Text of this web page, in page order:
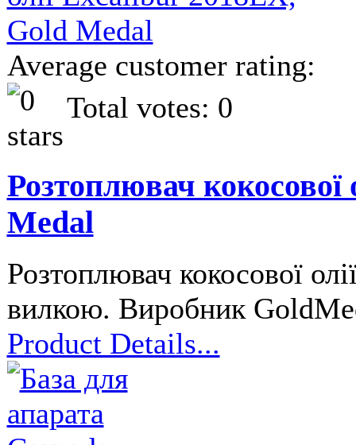
Average customer rating:
Total votes: 0
Розтоплювач
Medal
Розтоплювач кокосової
вилкою. Виробник
Product Details...